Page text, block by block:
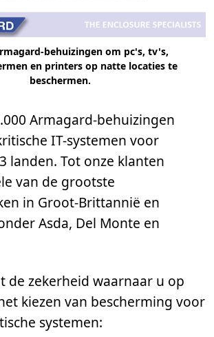
behuizingen om pc's, tv's,
en printers op natte locaties te
beschermen.
Armagard-behuizingen
IT-systemen voor
landen. Tot onze klanten
van de grootste
in Groot-Brittannië en
Asda, Del Monte en
de zekerheid waarnaar u op
kiezen van bescherming voor
systemen: